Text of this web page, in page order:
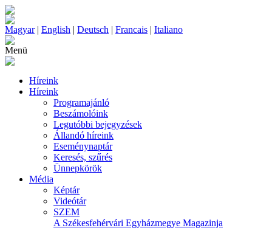
Magyar| English | Deutsch | Francais | Italiano
Menü
Híreink
Híreink
Programajánló
Beszámolóink
Legutóbbi bejegyzések
Állandó híreink
Eseménynaptár
Keresés, szűrés
Ünnepkörök
Média
Képtár
Videótár
SZEM
A Székesfehérvári Egyházmegye Magazinja